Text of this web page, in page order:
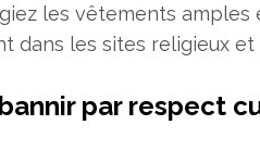
les vêtements
dans les sites religieux et
par respect